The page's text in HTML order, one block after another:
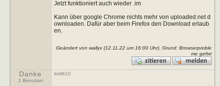
Jetzt funktioniert auch wieder .im
Kann über google Chrome nichts mehr von uploaded.net d
ownloaden. Dafür aber beim Firefox den Download erlaub
en.
Geändert von wallyv (12.11.22 um 16:00Uhr). Grund: Browserproble
me gefixt
Danke
1 Benutzer
lotti610